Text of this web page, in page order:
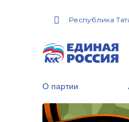
Республика
О партии